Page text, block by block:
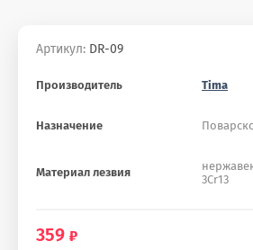
Артикул: DR-09
Производитель Tima
Назначение
Материал лезвия
3Cr13
359